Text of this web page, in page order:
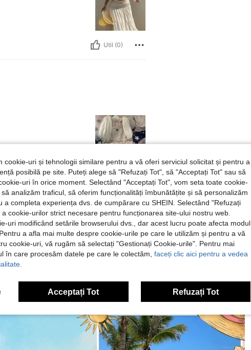
Util (0)
Util (0)
cookie-uri și tehnologii similare pentru a vă oferi serviciul solicitat și pentru a
posibilă pe site. Puteți alege să "Refuzați Tot", să "Acceptați Tot" sau să
uri în orice moment. Selectând "Acceptați Tot", vom seta toate cookie-
analizăm traficul, să oferim funcționalități îmbunătățite și să personalizăm
a completa experiența dvs. de cumpărare cu SHEIN. Selectând "Refuzați
cookie-urilor strict necesare pentru funcționarea site-ului nostru web.
uri modificând setările browserului dvs., dar acest lucru poate afecta modul
a afla mai multe despre cookie-urile pe care le utilizăm și pentru a vă
cookie-uri, vă rugăm să selectați "Gestionați Cookie-urile". Pentru mai
în care procesăm datele pe care le colectăm, faceți clic aici pentru a vedea
Acceptați Tot Refuzați Tot